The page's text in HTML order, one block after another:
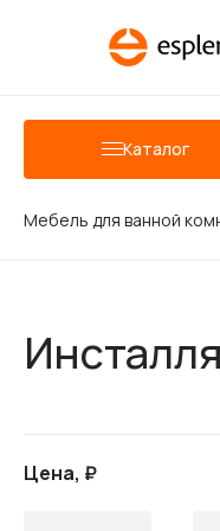
Каталог
Душевые
Мебель для ванной
Цена, ₽